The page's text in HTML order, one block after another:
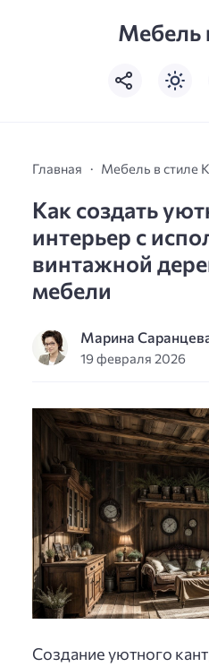
Мебель
Главная Мебель в стиле
Как создать
интерьер с
винтажной
мебели
Марина
19 февраля 2026
Создание уютного